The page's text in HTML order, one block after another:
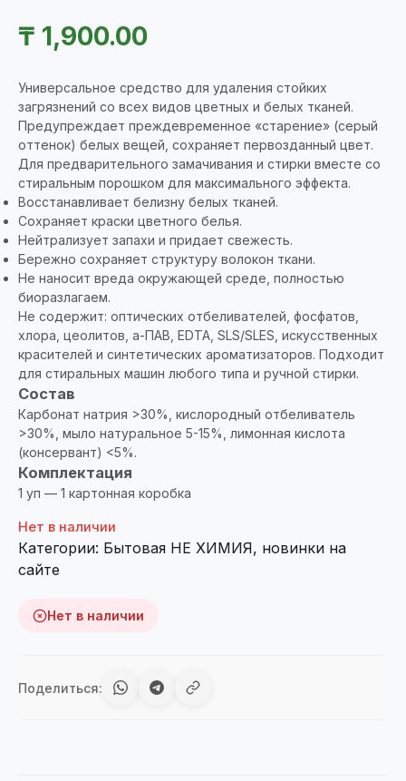
₸ 1,900.00
Универсальное средство для удаления стойких
загрязнений со всех видов цветных и белых тканей.
Предупреждает преждевременное «старение» (серый
оттенок) белых вещей, сохраняет первозданный цвет.
Для предварительного замачивания и стирки вместе со
стиральным порошком для максимального эффекта.
Восстанавливает белизну белых тканей.
Сохраняет краски цветного белья.
Нейтрализует запахи и придает свежесть.
Бережно сохраняет структуру волокон ткани.
Не наносит вреда окружающей среде, полностью
биоразлагаем.
Не содержит: оптических отбеливателей, фосфатов,
хлора, цеолитов, а-ПАВ, EDTA, SLS/SLES, искусственных
красителей и синтетических ароматизаторов. Подходит
для стиральных машин любого типа и ручной стирки.
Состав
Карбонат натрия >30%, кислородный отбеливатель
>30%, мыло натуральное 5-15%, лимонная кислота
(консервант) <5%.
Комплектация
1 уп — 1 картонная коробка
Нет в наличии
Категории: Бытовая НЕ ХИМИЯ, новинки на
сайте
Нет в наличии
Поделиться: